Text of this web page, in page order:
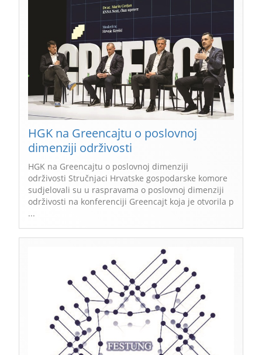
HGK na Greencajtu o poslovnoj
dimenziji održivosti
HGK na Greencajtu o poslovnoj dimenziji
održivosti Stručnjaci Hrvatske gospodarske komore
sudjelovali su u raspravama o poslovnoj dimenziji
održivosti na konferenciji Greencajt koja je otvorila p
...